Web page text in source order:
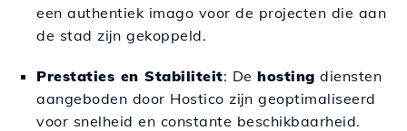
een authentiek imago voor de projecten die aan
de stad zijn gekoppeld.
Prestaties en Stabiliteit: De hosting diensten
aangeboden door Hostico zijn geoptimaliseerd
voor snelheid en constante beschikbaarheid.